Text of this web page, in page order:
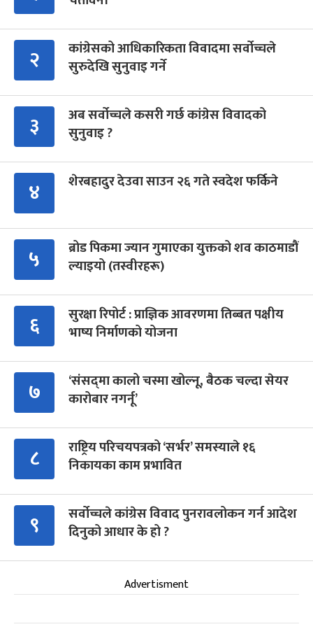
२
कांग्रेसको आधिकारिकता विवादमा सर्वोच्चले
सुरुदेखि सुनुवाइ गर्ने
३
अब सर्वोच्चले कसरी गर्छ कांग्रेस विवादको
सुनुवाइ ?
४ शेरबहादुर देउवा साउन २६ गते स्वदेश फर्किने
५
ब्रोड पिकमा ज्यान गुमाएका युक्तको शव काठमाडौं
ल्याइयो (तस्वीरहरू)
६
सुरक्षा रिपोर्ट : प्राज्ञिक आवरणमा तिब्बत पक्षीय
भाष्य निर्माणको योजना
७
‘संसद्‍मा कालो चस्मा खोल्नू, बैठक चल्दा सेयर
कारोबार नगर्नू’
८
राष्ट्रिय परिचयपत्रको ‘सर्भर’ समस्याले १६
निकायका काम प्रभावित
९
सर्वोच्चले कांग्रेस विवाद पुनरावलोकन गर्न आदेश
दिनुको आधार के हो ?
Advertisment